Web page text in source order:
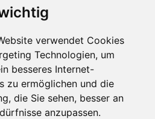
verwendet Cookies
Technologien, um
besseres Internet-
zu ermöglichen und die
die Sie sehen, besser an
anzupassen.
STIFTSTRASSE
geöffnet!
HANAUER